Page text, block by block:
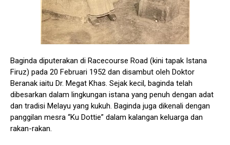
Baginda diputerakan di Racecourse Road (kini tapak Istana
Firuz) pada 20 Februari 1952 dan disambut oleh Doktor
Beranak iaitu Dr. Megat Khas. Sejak kecil, baginda telah
dibesarkan dalam lingkungan istana yang penuh dengan adat
dan tradisi Melayu yang kukuh. Baginda juga dikenali dengan
panggilan mesra “Ku Dottie” dalam kalangan keluarga dan
rakan-rakan.